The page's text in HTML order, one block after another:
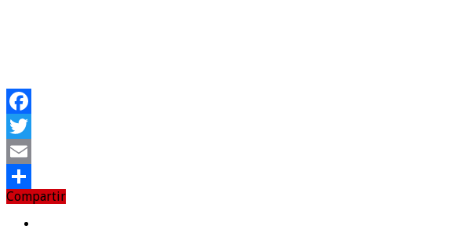
Facebook
Twitter
Email
Compartir
Compartir